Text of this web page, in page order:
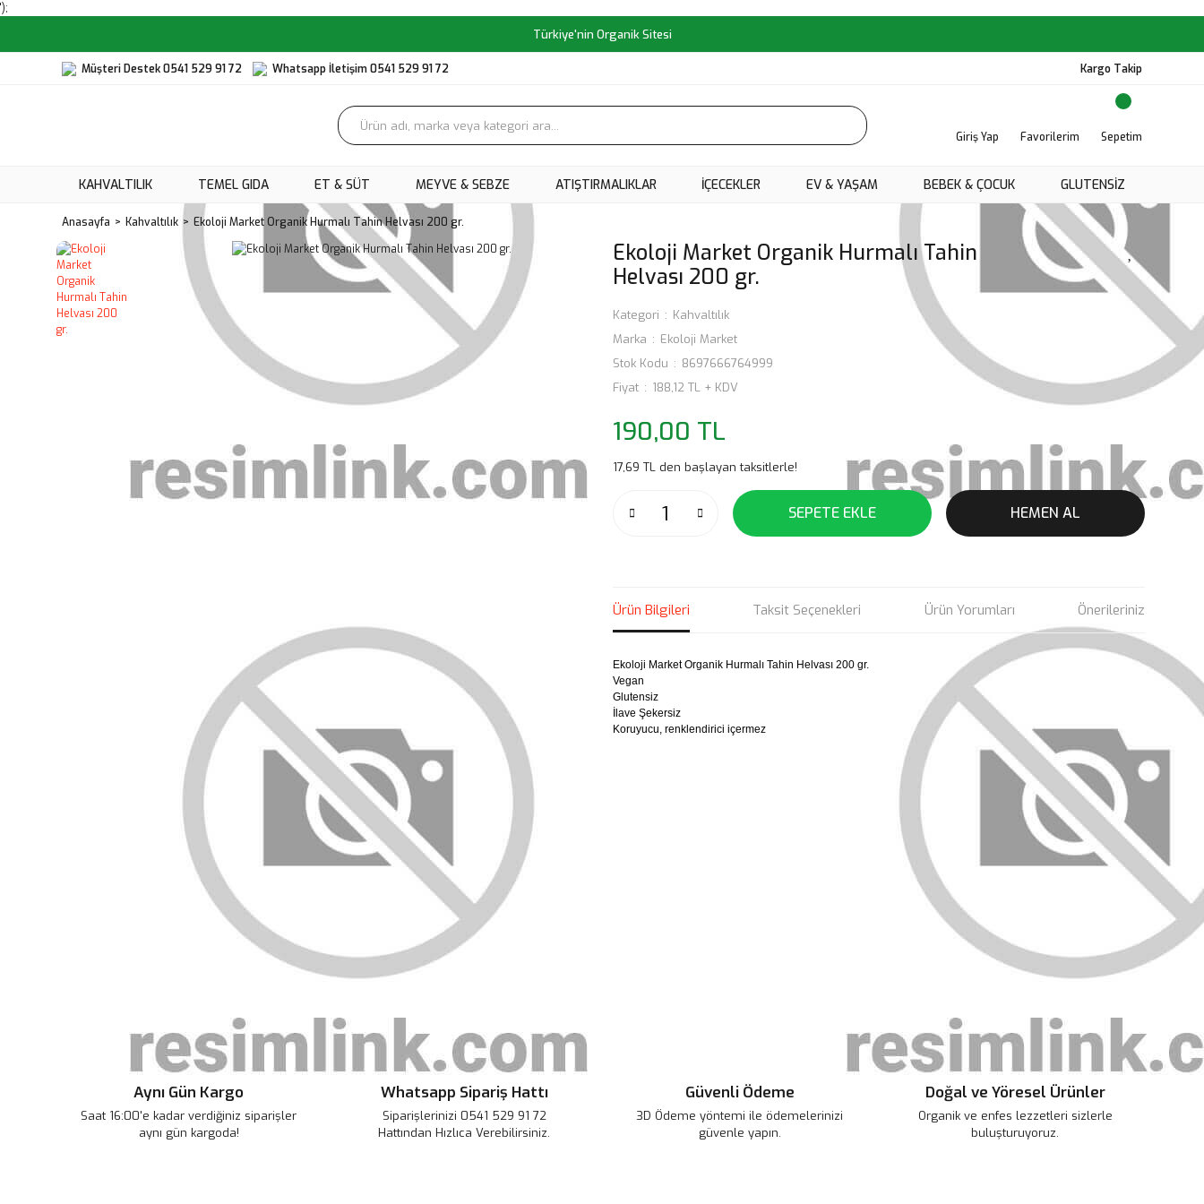
');
Türkiye'nin Organik Sitesi
Müşteri Destek 0541 529 91 72 Whatsapp İletişim 0541 529 91 72 Kargo Takip
Giriş Yap Favorilerim Sepetim
KAHVALTILIK TEMEL GIDA ET & SÜT MEYVE & SEBZE ATIŞTIRMALIKLAR İÇECEKLER EV & YAŞAM BEBEK & ÇOCUK GLUTENSIZ
Anasayfa Kahvaltılık Ekoloji Market Organik Hurmalı Tahin Helvası 200 gr.
Ekoloji Market Organik Hurmalı Tahin
Helvası 200 gr.
Kategori
Kahvaltılık
Marka
Ekoloji Market
Stok Kodu
8697666764999
Fiyat
188,12 TL + KDV
190,00 TL
17,69 TL den başlayan taksitlerle!
SEPETE EKLE HEMEN AL
Ürün Bilgileri Taksit Seçenekleri Ürün Yorumları Önerileriniz
Ekoloji Market Organik Hurmalı Tahin Helvası 200 gr.
Vegan
Glutensiz
İlave Şekersiz
Koruyucu, renklendirici içermez
Bu ürüne ilk yorumu siz yapın!
Bu ürünün fiyat bilgisi, resim, ürün açıklamalarında ve diğer konularda yetersiz gördüğünüz
Aynı Gün Kargo
Saat 16:00'e kadar verdiğiniz siparişler
aynı gün kargoda!
Whatsapp Sipariş Hattı
Siparişlerinizi 0541 529 91 72
Hattından Hızlıca Verebilirsiniz.
Güvenli Ödeme
3D Ödeme yöntemi ile ödemelerinizi
güvenle yapın.
Doğal ve Yöresel Ürünler
Organik ve enfes lezzetleri sizlerle
buluşturuyoruz.